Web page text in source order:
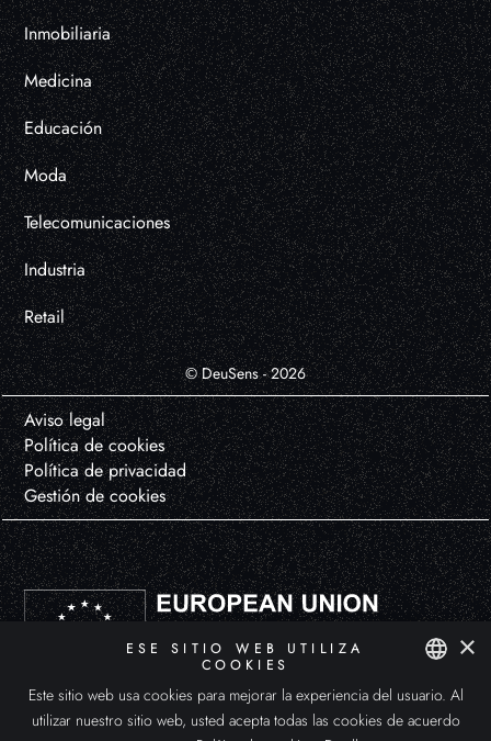
Inmobiliaria
Medicina
Educación
Moda
Telecomunicaciones
Industria
Retail
© DeuSens - 2026
Aviso legal
Política de cookies
Política de privacidad
Gestión de cookies
DEUSENS HYPERXPERIENCE, S.L. ha participado en el Programa de Iniciación a la Exportación ICEX-Next, y ha contado
con el apoyo de ICEX y con la cofinanciación de Fondos europeos FEDER. La finalidad de este apoyo es el desarrollo
internacional de la empresa y de su entorno.
SPANISH
×
ESE SITIO WEB UTILIZA
COOKIES
Este sitio web usa cookies para mejorar la experiencia del usuario. Al
utilizar nuestro sitio web, usted acepta todas las cookies de acuerdo